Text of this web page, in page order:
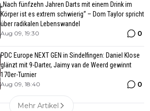
„Nach fünfzehn Jahren Darts mit einem Drink im
Körper ist es extrem schwierig“ – Dom Taylor spricht
über radikalen Lebenswandel
Aug 09, 19:30 0
PDC Europe NEXT GEN in Sindelfingen: Daniel Klose
glänzt mit 9-Darter, Jaimy van de Weerd gewinnt
170er-Turnier
Aug 09, 18:40 0
Mehr Artikel